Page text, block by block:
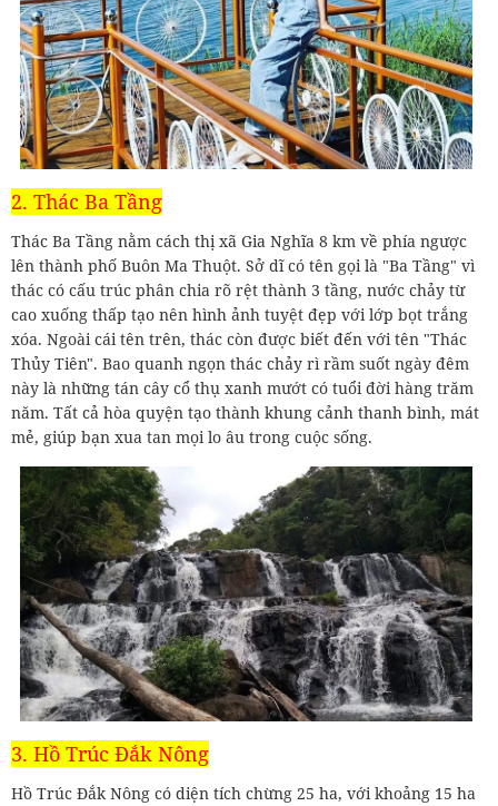
2. Thác Ba Tầng
Thác Ba Tầng nằm cách thị xã Gia Nghĩa 8 km về phía ngược
lên thành phố Buôn Ma Thuột. Sở dĩ có tên gọi là "Ba Tầng" vì
thác có cấu trúc phân chia rõ rệt thành 3 tầng, nước chảy từ
cao xuống thấp tạo nên hình ảnh tuyệt đẹp với lớp bọt trắng
xóa. Ngoài cái tên trên, thác còn được biết đến với tên "Thác
Thủy Tiên". Bao quanh ngọn thác chảy rì rầm suốt ngày đêm
này là những tán cây cổ thụ xanh mướt có tuổi đời hàng trăm
năm. Tất cả hòa quyện tạo thành khung cảnh thanh bình, mát
mẻ, giúp bạn xua tan mọi lo âu trong cuộc sống.
3. Hồ Trúc Đắk Nông
Hồ Trúc Đắk Nông có diện tích chừng 25 ha, với khoảng 15 ha